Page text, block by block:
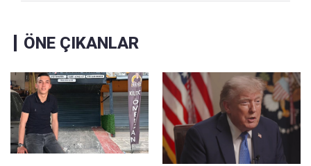
ÖNE ÇIKANLAR